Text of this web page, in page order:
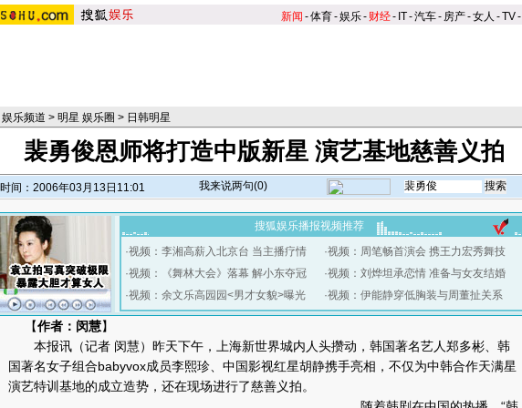
新闻 -体育-娱乐- 财经- IT-汽车- 房产-女人 -TV-
娱乐频道 > 明星 娱乐圈 > 日韩明星
裴勇俊恩师将打造中版新星 演艺基地慈善义拍
时间：2006年03月13日11:01 我来说两句(0)
搜狐娱乐播报视频推荐
·视频：李湘高薪入北京台 当主播疗情
·视频：《舞林大会》落幕 解小东夺冠
·视频：余文乐高园园<男才女貌>曝光
·视频：周笔畅首演会 携王力宏秀舞技
·视频：刘烨坦承恋情 准备与女友结婚
·视频：伊能静穿低胸装与周董扯关系
【作者：闵慧】
本报讯（记者 闵慧）昨天下午，上海新世界城内人头攒动，韩国著名艺人郑多彬、韩
国著名女子组合babyvox成员李熙珍、中国影视红星胡静携手亮相，不仅为中韩合作天满星
演艺特训基地的成立造势，还在现场进行了慈善义拍。